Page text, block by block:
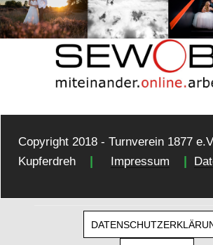
Copyright 2018 - Turnverein 1877
Kupferdreh
Impressum